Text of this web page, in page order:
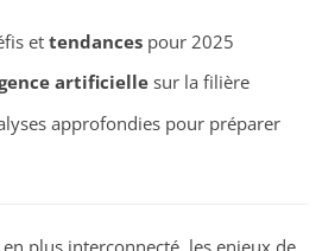
et tendancespour 2025
artificiellesur la filière
approfondies pour préparer